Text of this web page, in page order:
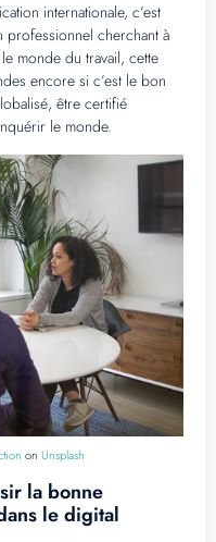
internationale, c’est
professionnel cherchant à
monde du travail, cette
encore si c’est le bon
être certifié
le monde.
on Unsplash
la bonne
le digital